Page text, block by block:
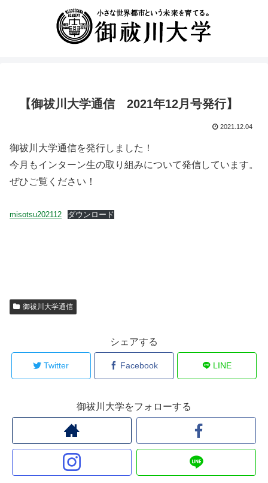
【御祓川大学通信 2021年12月号発行】
2021.12.04
御祓川大学通信を発行しました！
今月もインターン生の取り組みについて発信しています。
ぜひご覧ください！
misotsu202112 ダウンロード
御祓川大学通信
シェアする
Twitter Facebook LINE
御祓川大学をフォローする